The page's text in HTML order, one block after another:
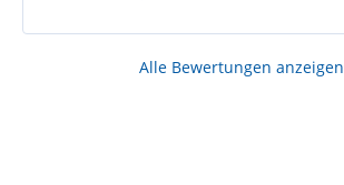
Alle Bewertungen anzeigen